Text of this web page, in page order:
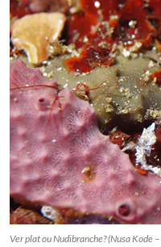
Ver plat ou Nudibranche? (Nusa Kode